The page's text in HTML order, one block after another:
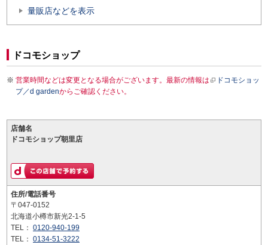
量販店などを表示
ドコモショップ
営業時間などは変更となる場合がございます。最新の情報は
ドコモショッ
プ／d gardenからご確認ください。
店舗名
ドコモショップ朝里店
住所/電話番号
〒047-0152
北海道小樽市新光2-1-5
TEL： 0120-940-199
TEL： 0134-51-3222